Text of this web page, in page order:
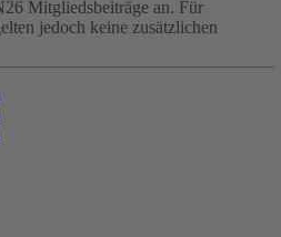
Mitgliedsbeiträge an. Für
jedoch keine zusätzlichen